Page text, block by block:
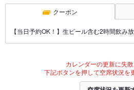
クーポン
【当日予約OK！】生ビール含む2時間飲み
カレンダーの更新に失敗
下記ボタンを押して空席状況を